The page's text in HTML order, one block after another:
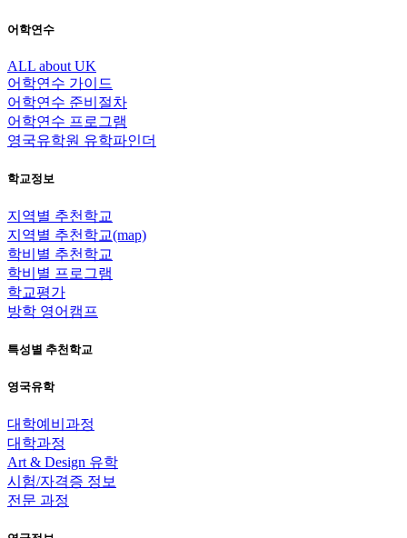
어학연수
ALL about UK
어학연수 가이드
어학연수 준비절차
어학연수 프로그램
영국유학원 유학파인더
학교정보
지역별 추천학교
지역별 추천학교(map)
학비별 추천학교
학비별 프로그램
학교평가
방학 영어캠프
특성별 추천학교
영국유학
대학예비과정
대학과정
Art & Design 유학
시험/자격증 정보
전문 과정